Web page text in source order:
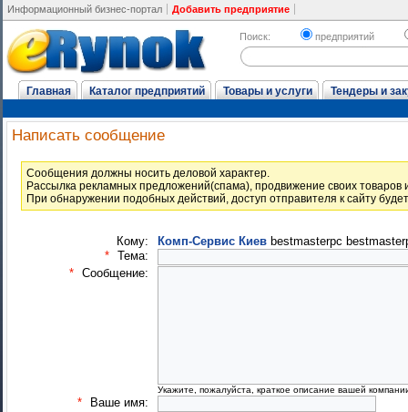
Информационный бизнес-портал Добавить предприятие
Поиск: предприятий
Главная Каталог предприятий Товары и услуги Тендеры и
Написать сообщение
Cообщения должны носить деловой характер.
Рассылка рекламных предложений(спама), продвижение своих товаров
При обнаружении подобных действий, доступ отправителя к сайту
Кому: Комп-Сервис Киев bestmasterpc
* Тема:
* Сообщение:
Укажите, пожалуйста, краткое описание вашей
*
Ваше имя: